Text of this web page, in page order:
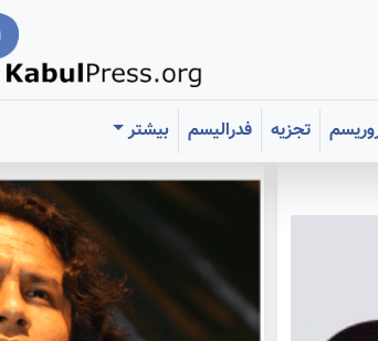
تجزیه فدرالیسم
بیشتر